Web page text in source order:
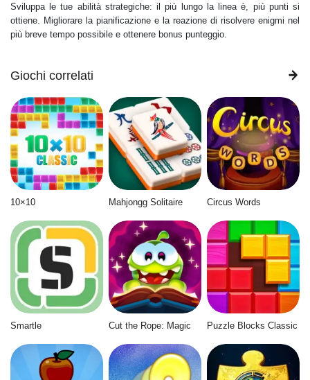
Sviluppa le tue abilità strategiche: il più lungo la linea è, più punti si
ottiene. Migliorare la pianificazione e la reazione di risolvere enigmi nel
più breve tempo possibile e ottenere bonus punteggio.
Giochi correlati
10×10 Mahjongg Solitaire Circus Words
Smartle Cut the Rope: Magic Puzzle Blocks Classic